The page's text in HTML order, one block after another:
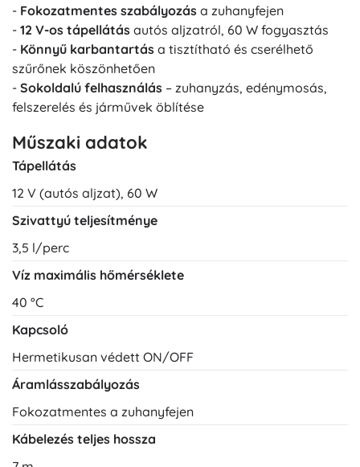
- Fokozatmentes szabályozás a zuhanyfejen
- 12 V-os tápellátás autós aljzatról, 60 W fogyasztás
- Könnyű karbantartás a tisztítható és cserélhető
szűrőnek köszönhetően
- Sokoldalú felhasználás – zuhanyzás, edénymosás,
felszerelés és járművek öblítése
Műszaki adatok
Tápellátás
12 V (autós aljzat), 60 W
Szivattyú teljesítménye
3,5 l/perc
Víz maximális hőmérséklete
40 °C
Kapcsoló
Hermetikusan védett ON/OFF
Áramlásszabályozás
Fokozatmentes a zuhanyfejen
Kábelezés teljes hossza